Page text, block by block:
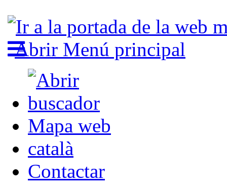
Abrir Menú principal
Mapa web
català
Contactar